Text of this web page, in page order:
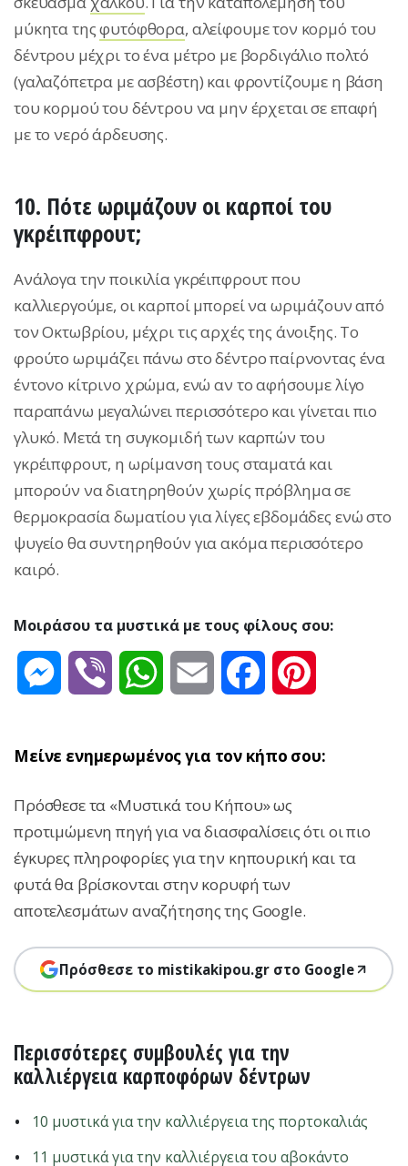
μύκητα τηςφυτόφθορα, αλείφουμε τον κορμό του
δέντρου μέχρι το ένα μέτρο με βορδιγάλιο πολτό
(γαλαζόπετρα με ασβέστη) και φροντίζουμε η βάση
του κορμού του δέντρου να μην έρχεται σε επαφή
με το νερό άρδευσης.
10. Πότε ωριμάζουν οι καρποί του
γκρέιπφρουτ;
Ανάλογα την ποικιλία γκρέιπφρουτ που
καλλιεργούμε, οι καρποί μπορεί να ωριμάζουν από
τον Οκτωβρίου, μέχρι τις αρχές της άνοιξης. Το
φρούτο ωριμάζει πάνω στο δέντρο παίρνοντας ένα
έντονο κίτρινο χρώμα, ενώ αν το αφήσουμε λίγο
παραπάνω μεγαλώνει περισσότερο και γίνεται πιο
γλυκό. Μετά τη συγκομιδή των καρπών του
γκρέιπφρουτ, η ωρίμανση τους σταματά και
μπορούν να διατηρηθούν χωρίς πρόβλημα σε
θερμοκρασία δωματίου για λίγες εβδομάδες ενώ στο
ψυγείο θα συντηρηθούν για ακόμα περισσότερο
καιρό.
Μοιράσου τα μυστικά με τους φίλους σου:
Messenger
Viber WhatsAppEmail Facebook
Μείνε ενημερωμένος για τον κήπο σου:
Πρόσθεσε τα «Μυστικά του Κήπου» ως
προτιμώμενη πηγή για να διασφαλίσεις ότι οι πιο
έγκυρες πληροφορίες για την κηπουρική και τα
φυτά θα βρίσκονται στην κορυφή των
αποτελεσμάτων αναζήτησης της Google.
Πρόσθεσε το mistikakipou.gr στο Google
Περισσότερες συμβουλές για την
καλλιέργεια καρποφόρων δέντρων
10 μυστικά για την καλλιέργεια της πορτοκαλιάς
11 μυστικά για την καλλιέργεια του αβοκάντο